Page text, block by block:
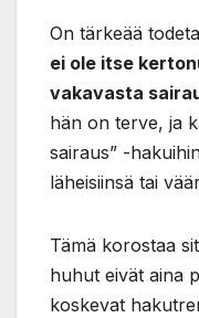
On tärkeää
ei ole itse
vakavasta
hän on terve, ja
sairaus” -
läheisiinsä tai
Tämä korostaa
huhut eivät aina
koskevat